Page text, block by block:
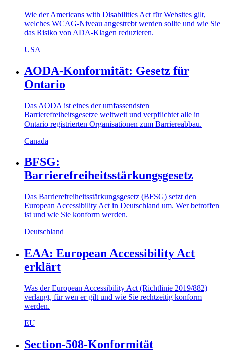
Wie der Americans with Disabilities Act für Websites gilt,
welches WCAG-Niveau angestrebt werden sollte und wie Sie
das Risiko von ADA-Klagen reduzieren.
USA
AODA-Konformität: Gesetz für
Ontario
Das AODA ist eines der umfassendsten
Barrierefreiheitsgesetze weltweit und verpflichtet alle in
Ontario registrierten Organisationen zum Barriereabbau.
Canada
BFSG:
Barrierefreiheitsstärkungsgesetz
Das Barrierefreiheitsstärkungsgesetz (BFSG) setzt den
European Accessibility Act in Deutschland um. Wer betroffen
ist und wie Sie konform werden.
Deutschland
EAA: European Accessibility Act
erklärt
Was der European Accessibility Act (Richtlinie 2019/882)
verlangt, für wen er gilt und wie Sie rechtzeitig konform
werden.
EU
Section-508-Konformität